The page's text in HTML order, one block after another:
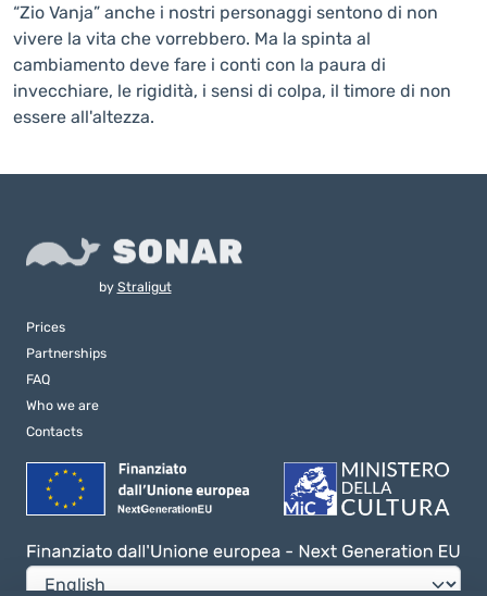
“Zio Vanja” anche i nostri personaggi sentono di non
vivere la vita che vorrebbero. Ma la spinta al
cambiamento deve fare i conti con la paura di
invecchiare, le rigidità, i sensi di colpa, il timore di non
essere all'altezza.
by Straligut
Prices
Partnerships
FAQ
Who we are
Contacts